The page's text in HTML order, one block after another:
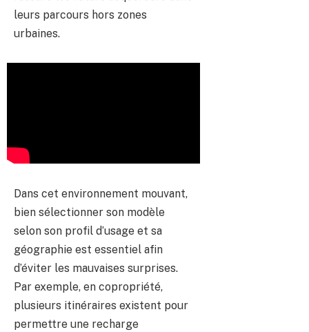
leurs parcours hors zones
urbaines.
Dans cet environnement mouvant,
bien sélectionner son modèle
selon son profil d’usage et sa
géographie est essentiel afin
d’éviter les mauvaises surprises.
Par exemple, en copropriété,
plusieurs itinéraires existent pour
permettre une recharge